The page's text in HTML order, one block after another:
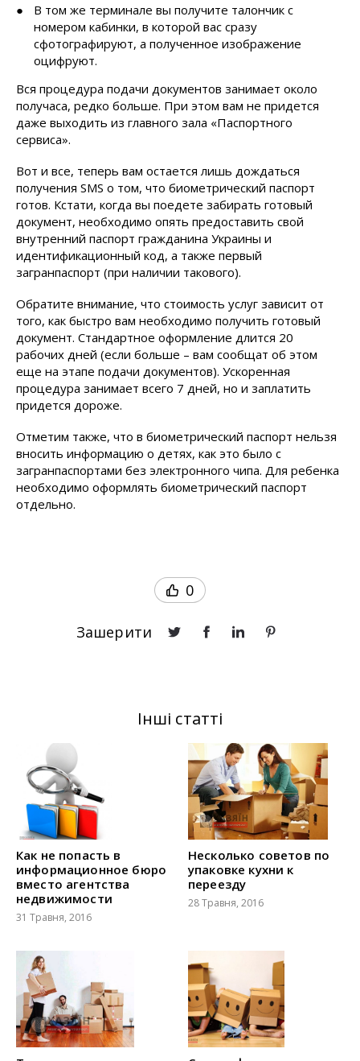
В том же терминале вы получите талончик с
номером кабинки, в которой вас сразу
сфотографируют, а полученное изображение
оцифруют.
Вся процедура подачи документов занимает около
получаса, редко больше. При этом вам не придется
даже выходить из главного зала «Паспортного
сервиса».
Вот и все, теперь вам остается лишь дождаться
получения SMS о том, что биометрический паспорт
готов. Кстати, когда вы поедете забирать готовый
документ, необходимо опять предоставить свой
внутренний паспорт гражданина Украины и
идентификационный код, а также первый
загранпаспорт (при наличии такового).
Обратите внимание, что стоимость услуг зависит от
того, как быстро вам необходимо получить готовый
документ. Стандартное оформление длится 20
рабочих дней (если больше – вам сообщат об этом
еще на этапе подачи документов). Ускоренная
процедура занимает всего 7 дней, но и заплатить
придется дороже.
Отметим также, что в биометрический паспорт нельзя
вносить информацию о детях, как это было с
загранпаспортами без электронного чипа. Для ребенка
необходимо оформлять биометрический паспорт
отдельно.
0
Зашерити
Інші статті
Как не попасть в
информационное бюро
вместо агентства
недвижимости
31 Травня, 2016
Несколько советов по
упаковке кухни к
переезду
28 Травня, 2016